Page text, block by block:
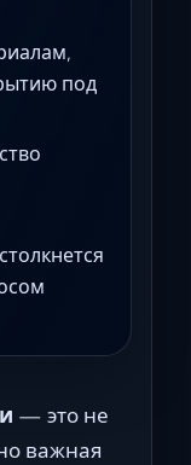
под
— это не
важная